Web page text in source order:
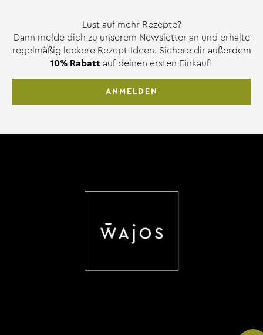
Lust auf mehr Rezepte?
Dann melde dich zu unserem Newsletter an und erhalte
regelmäßig leckere Rezept-Ideen. Sichere dir außerdem
10% Rabatt auf deinen ersten Einkauf!
ANMELDEN